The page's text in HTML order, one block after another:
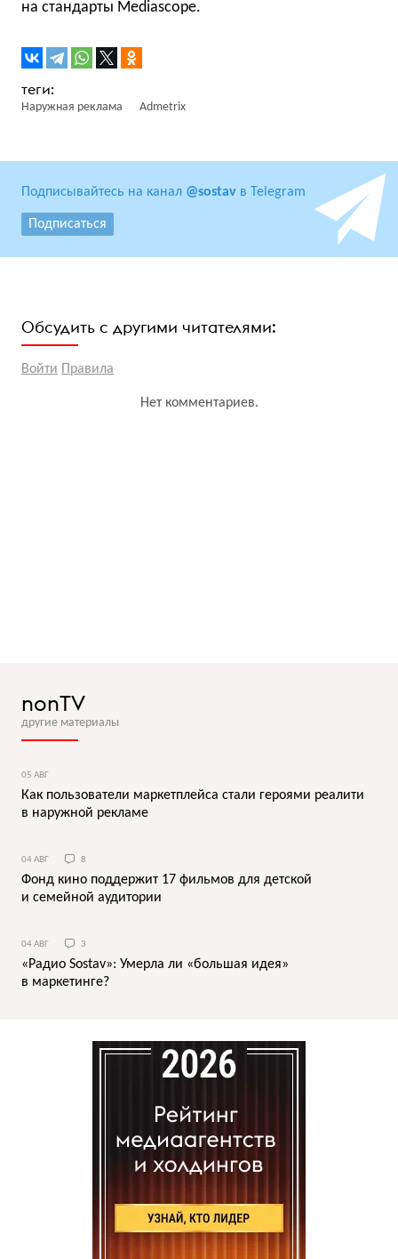
на стандарты Mediascope.
Наружная реклама Admetrix
Подписывайтесь на канал @sostav в Telegram
Подписаться
Обсудить с другими читателями:
Войти Правила
Нет комментариев.
nonTV
другие материалы
05 АВГ
Как пользователи маркетплейса стали героями реалити
в наружной рекламе
04 АВГ 8
Фонд кино поддержит 17 фильмов для детской
и семейной аудитории
04 АВГ 3
«Радио Sostav»: Умерла ли «большая идея»
в маркетинге?